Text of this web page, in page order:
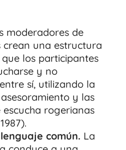
moderadores de
crean una estructura
los participantes
y no
sí, utilizando la
y las
rogerianas
común. La